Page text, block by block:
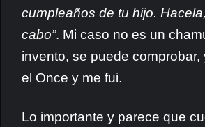
cumpleaños de tu hijo.
cabo”. Mi caso no es un
invento, se puede comprobar,
el Once y me fui.
Lo importante y parece que